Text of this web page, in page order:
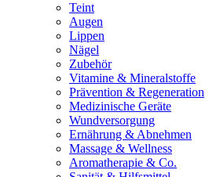
Teint
Augen
Lippen
Nägel
Zubehör
Vitamine & Mineralstoffe
Prävention & Regeneration
Medizinische Geräte
Wundversorgung
Ernährung & Abnehmen
Massage & Wellness
Aromatherapie & Co.